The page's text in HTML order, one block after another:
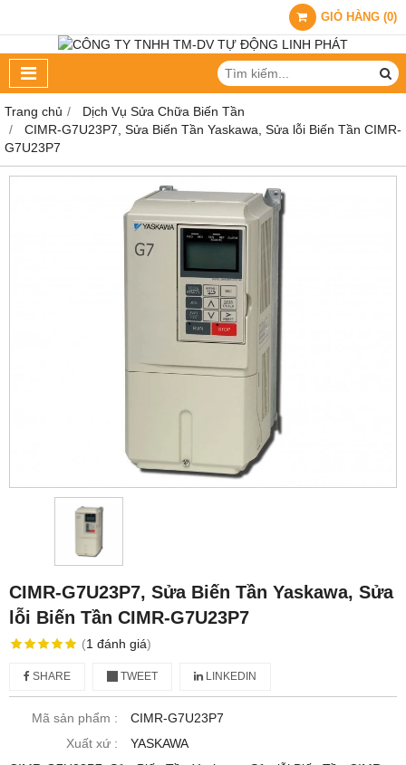
GIỎ HÀNG (0)
Trang chủ
Dịch Vụ Sửa Chữa Biến Tần
CIMR-G7U23P7, Sửa Biến Tần Yaskawa, Sửa lỗi Biến Tần CIMR-
G7U23P7
CIMR-G7U23P7, Sửa Biến Tần Yaskawa, Sửa
lỗi Biến Tần CIMR-G7U23P7
(1 đánh giá)
SHARE TWEET LINKEDIN
Mã sản phẩm :
CIMR-G7U23P7
Xuất xứ :
YASKAWA